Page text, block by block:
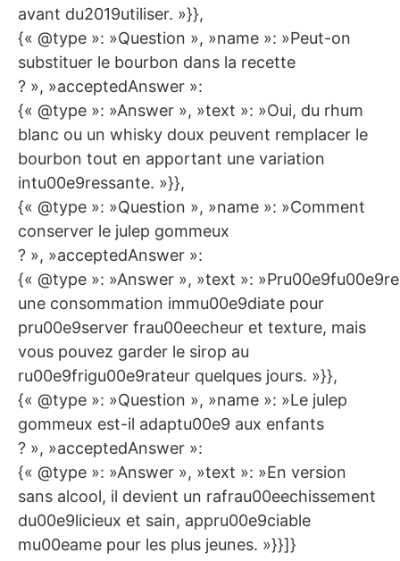
avant du2019utiliser. »}},
{« @type »: »Question », »name »: »Peut-on
substituer le bourbon dans la recette
? », »acceptedAnswer »:
{« @type »: »Answer », »text »: »Oui, du rhum
blanc ou un whisky doux peuvent remplacer le
bourbon tout en apportant une variation
intu00e9ressante. »}},
{« @type »: »Question », »name »: »Comment
conserver le julep gommeux
? », »acceptedAnswer »:
{« @type »: »Answer », »text »:
une consommation immu00e9diate pour
pru00e9server frau00eecheur et texture, mais
vous pouvez garder le sirop au
ru00e9frigu00e9rateur quelques jours. »}},
{« @type »: »Question », »name »: »Le julep
gommeux est-il adaptu00e9 aux enfants
? », »acceptedAnswer »:
{« @type »: »Answer », »text »: »En version
sans alcool, il devient un rafrau00eechissement
du00e9licieux et sain, appru00e9ciable
mu00eame pour les plus jeunes. »}}]}